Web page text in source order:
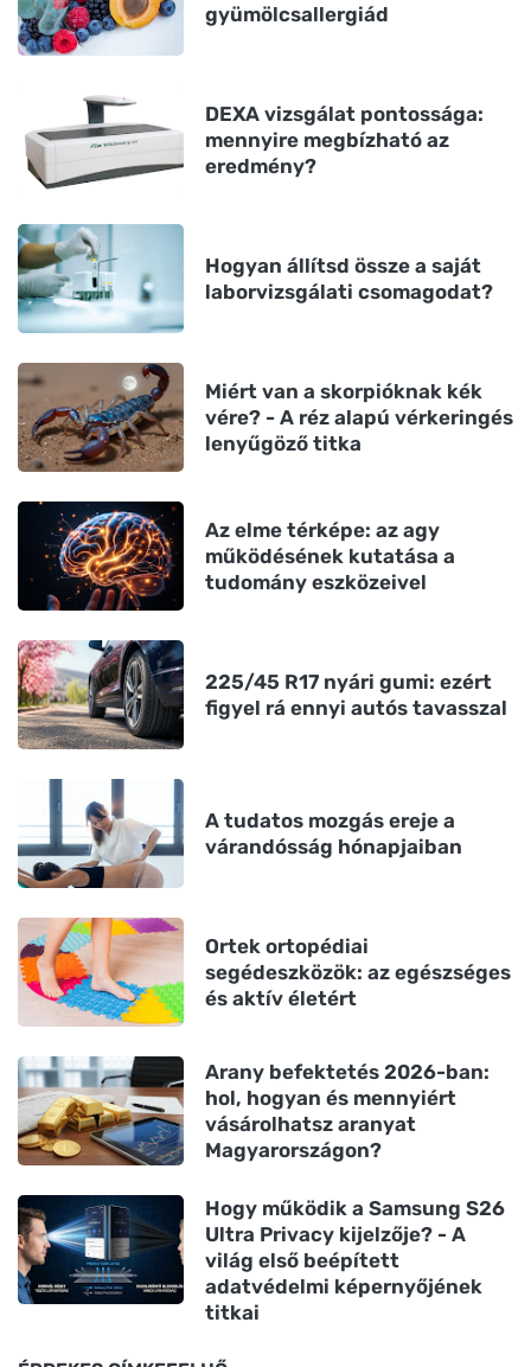
gyümölcsallergiád
DEXA vizsgálat pontossága:
mennyire megbízható az
eredmény?
Hogyan állítsd össze a saját
laborvizsgálati csomagodat?
Miért van a skorpióknak kék
vére? - A réz alapú vérkeringés
lenyűgöző titka
Az elme térképe: az agy
működésének kutatása a
tudomány eszközeivel
225/45 R17 nyári gumi: ezért
figyel rá ennyi autós tavasszal
A tudatos mozgás ereje a
várandósság hónapjaiban
Ortek ortopédiai
segédeszközök: az egészséges
és aktív életért
Arany befektetés 2026-ban:
hol, hogyan és mennyiért
vásárolhatsz aranyat
Magyarországon?
Hogy működik a Samsung S26
Ultra Privacy kijelzője? - A
világ első beépített
adatvédelmi képernyőjének
titkai